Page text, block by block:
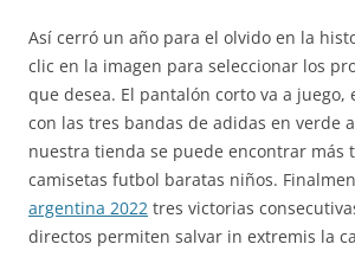
Así cerró un año para el olvido en la
clic en la imagen para seleccionar los
que desea. El pantalón corto va a juego,
con las tres bandas de adidas en verde
nuestra tienda se puede encontrar más
camisetas futbol baratas niños.
argentina 2022 tres victorias
directos permiten salvar in extremis la